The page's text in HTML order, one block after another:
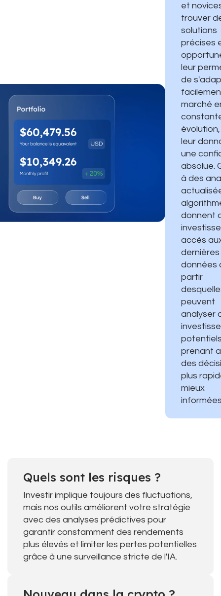
et
trouver
solutions
précises
leur
de
marché
leur
une
absolue.
à des
donnent
accès
dernières
données
partir
peuvent
analyser
prenant
des
plus
mieux
Quels sont les risques ?
Investir implique toujours des fluctuations,
mais nos outils améliorent votre stratégie
avec des analyses prédictives pour
garantir constamment des rendements
plus élevés et limiter les pertes potentielles
grâce à une surveillance stricte de l'IA.